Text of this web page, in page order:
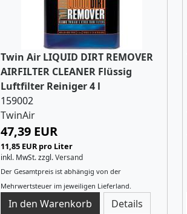
Twin Air LIQUID DIRT REMOVER
AIRFILTER CLEANER Flüssig
Luftfilter Reiniger 4 l
159002
TwinAir
47,39 EUR
11,85 EUR pro Liter
inkl. MwSt.zzgl.Versand
Der Gesamtpreis ist abhängig von der
Mehrwertsteuer im jeweiligen Lieferland.
Details